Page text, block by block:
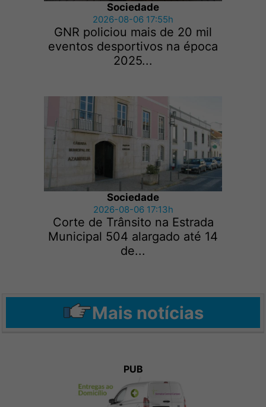
Sociedade
2026-08-06 17:55h
GNR policiou mais de 20 mil
eventos desportivos na época
2025...
Sociedade
2026-08-06 17:13h
Corte de Trânsito na Estrada
Municipal 504 alargado até 14
de...
Mais notícias
PUB